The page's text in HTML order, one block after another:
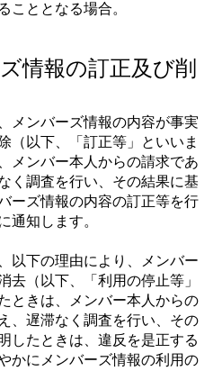
こととなる場合。
情報の訂正及び削
メンバーズ情報の内容が事実
（以下、「訂正等」といいま
メンバー本人からの請求であ
く調査を行い、その結果に基
ーズ情報の内容の訂正等を行
通知します。
以下の理由により、メンバー
去（以下、「利用の停止等」
ときは、メンバー本人からの
、遅滞なく調査を行い、その
したときは、違反を是正する
かにメンバーズ情報の利用の